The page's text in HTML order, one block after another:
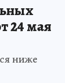
24 мая
ниже